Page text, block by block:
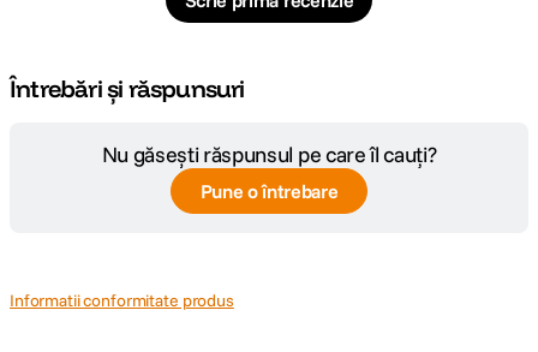
IP67
DETALII PRODUCATOR
Cod producator S0TZ002130
Întrebări și răspunsuri
Nu găsești răspunsul pe care îl cauți?
Pune o întrebare
Informatii conformitate produs